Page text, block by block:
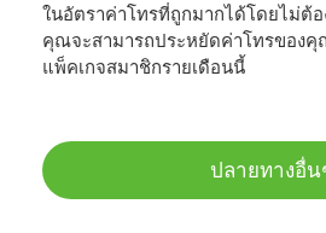
ในอัตราค่าโทรที่ถูกมากได้โดยไม่ต้
คุณจะสามารถประหยัดค่าโทรของ
แพ็คเกจสมาชิกรายเดือนนี้
ปลายทางอื่น